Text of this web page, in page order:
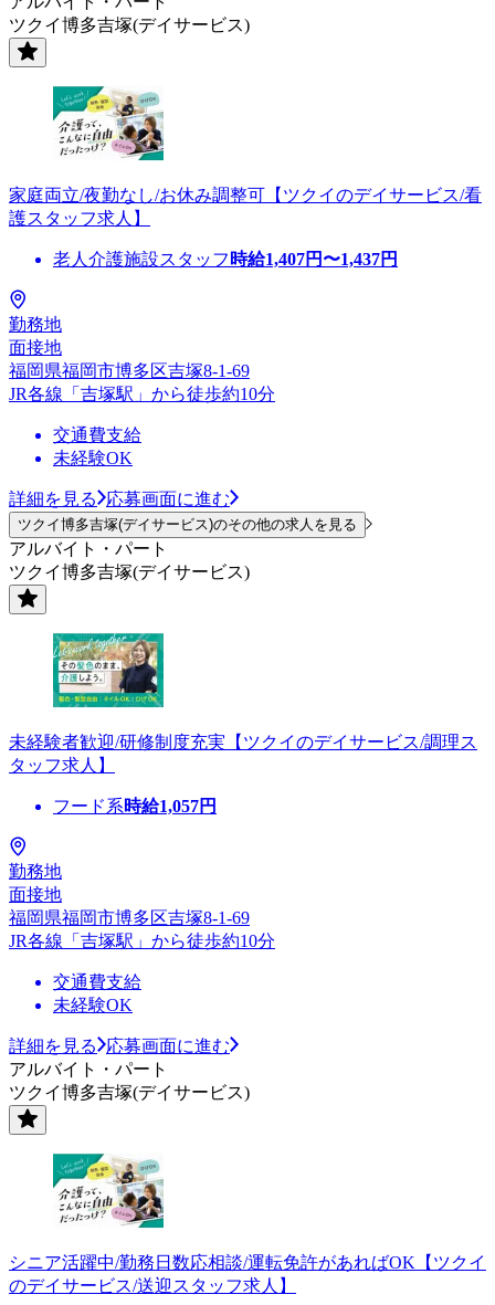
ツクイ博多吉塚(デイサービス)
家庭両立/夜勤なし/お休み調整可【ツクイのデイサービス/看
護スタッフ求人】
老人介護施設スタッフ 時給1,407円〜1,437円
勤務地
面接地
福岡県福岡市博多区吉塚8-1-69
JR各線「吉塚駅」から徒歩約10分
交通費支給
未経験OK
詳細を見る 応募画面に進む
ツクイ博多吉塚(デイサービス)のその他の求人を見る
アルバイト・パート
ツクイ博多吉塚(デイサービス)
未経験者歓迎/研修制度充実【ツクイのデイサービス/調理ス
タッフ求人】
フード系時給1,057円
勤務地
面接地
福岡県福岡市博多区吉塚8-1-69
JR各線「吉塚駅」から徒歩約10分
交通費支給
未経験OK
詳細を見る
応募画面に進む
アルバイト・パート
ツクイ博多吉塚(デイサービス)
シニア活躍中/勤務日数応相談/運転免許があればOK【ツクイ
のデイサービス/送迎スタッフ求人】